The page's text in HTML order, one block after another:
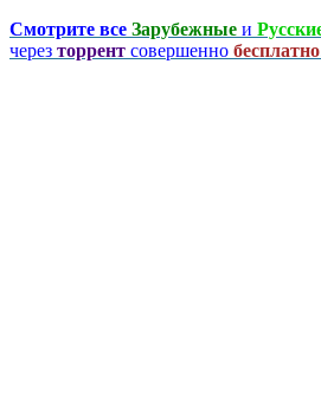
Смотрите все Зарубежные и
через торрент совершенно бесплатно